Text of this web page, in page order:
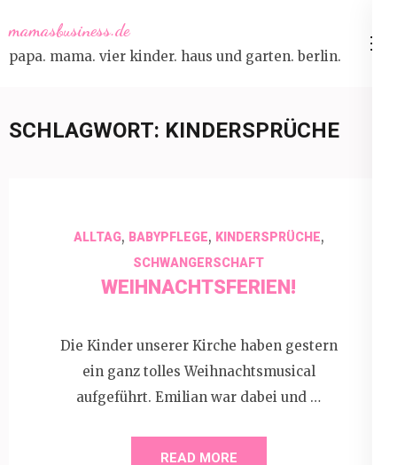
to
content
mamasbusiness.de
papa. mama. vier kinder. haus und garten. berlin.
SCHLAGWORT: KINDERSPRÜCHE
ALLTAG, BABYPFLEGE, KINDERSPRÜCHE,
SCHWANGERSCHAFT
WEIHNACHTSFERIEN!
Die Kinder unserer Kirche haben gestern
ein ganz tolles Weihnachtsmusical
aufgeführt. Emilian war dabei und …
READ MORE